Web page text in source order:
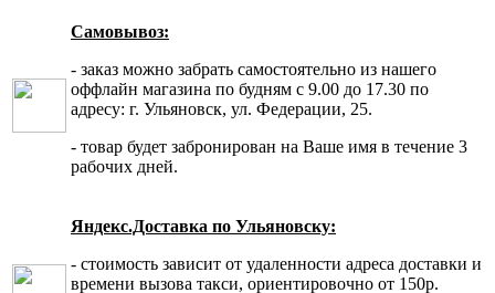
Самовывоз:
- заказ можно забрать самостоятельно из нашего
оффлайн магазина по будням с 9.00 до 17.30 по
адресу: г. Ульяновск, ул. Федерации, 25.
- товар будет забронирован на Ваше имя в течение 3
рабочих дней.
Яндекс.Доставка по Ульяновску:
- стоимость зависит от удаленности адреса доставки и
времени вызова такси, ориентировочно от 150р.